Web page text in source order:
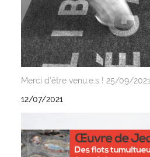
Merci d'être venu.e.s ! 25/09/2021
12/07/2021